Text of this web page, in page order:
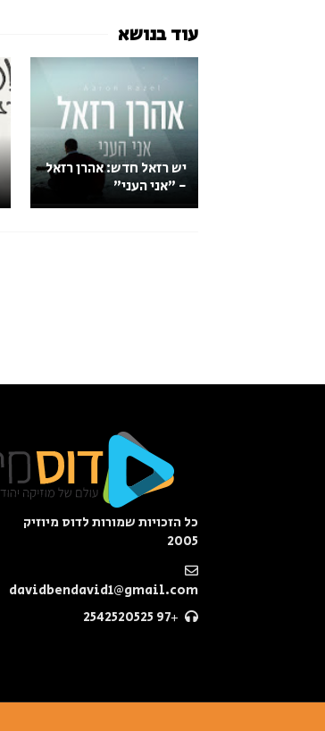
יש רזאל חדש: אהרן רזאל
- "אני העני"
כל הזכויות שמורות לדוס מיוזיק
2005
davidbendavid1@gmail.com
+97 2542520525